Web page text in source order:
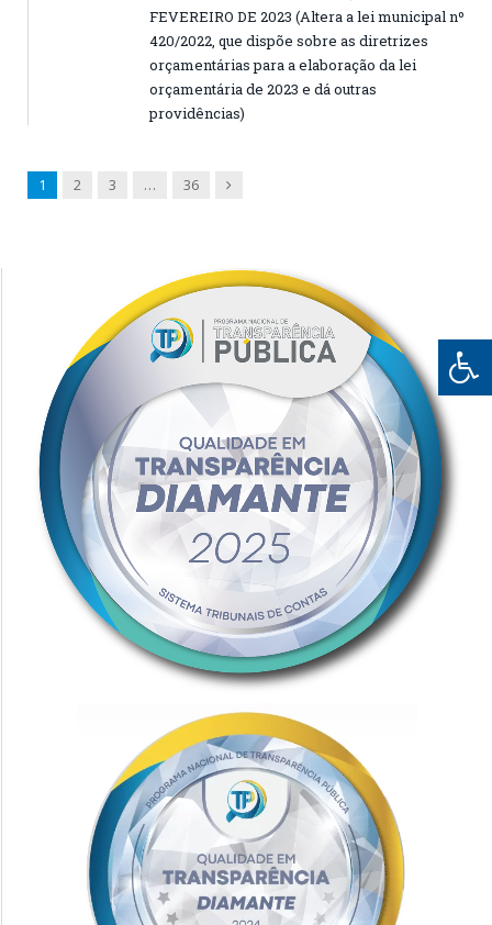
FEVEREIRO DE 2023 (Altera a lei municipal nº
420/2022, que dispõe sobre as diretrizes
orçamentárias para a elaboração da lei
orçamentária de 2023 e dá outras
providências)
1 2 3 … 36 Next